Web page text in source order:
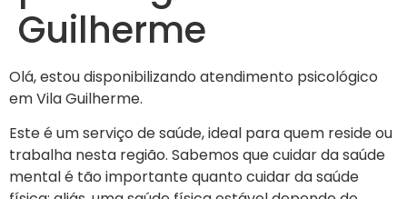
Guilherme
Olá, estou disponibilizando atendimento psicológico
emVila Guilherme.
Este é um serviço de saúde, ideal para quem reside ou
trabalha nesta região. Sabemos que cuidar da saúde
mental é tão importante quanto cuidar da saúde